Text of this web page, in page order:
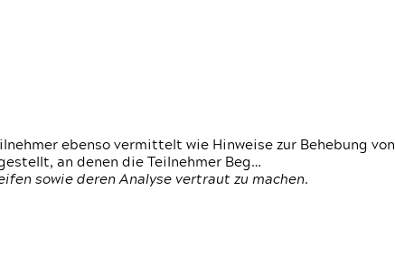
ebenso vermittelt wie Hinweise zur Behebung von
an denen die Teilnehmer Beg…
sowie deren Analyse vertraut zu machen.